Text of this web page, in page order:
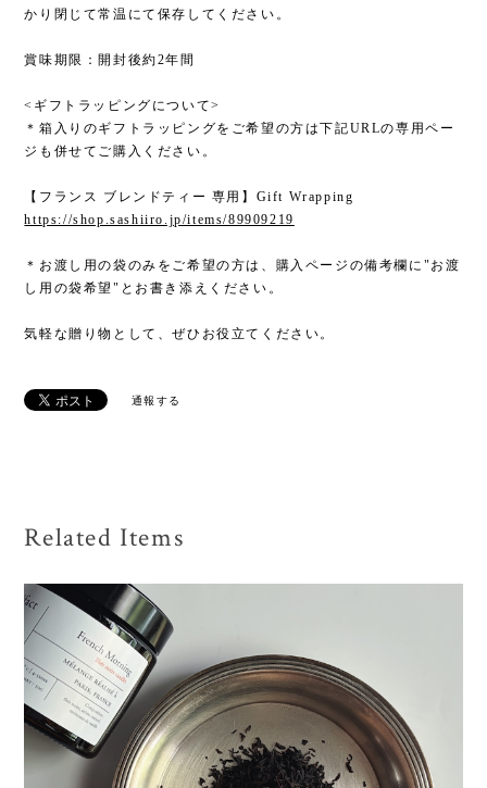
かり閉じて常温にて保存してください。
賞味期限：開封後約2年間
<ギフトラッピングについて>
＊箱入りのギフトラッピングをご希望の方は下記URLの専用ペー
ジも併せてご購入ください。
【フランス ブレンドティー 専用】Gift Wrapping
https://shop.sashiiro.jp/items/89909219
＊お渡し用の袋のみをご希望の方は、購入ページの備考欄に"お渡
し用の袋希望"とお書き添えください。
気軽な贈り物として、ぜひお役立てください。
通報する
Related Items